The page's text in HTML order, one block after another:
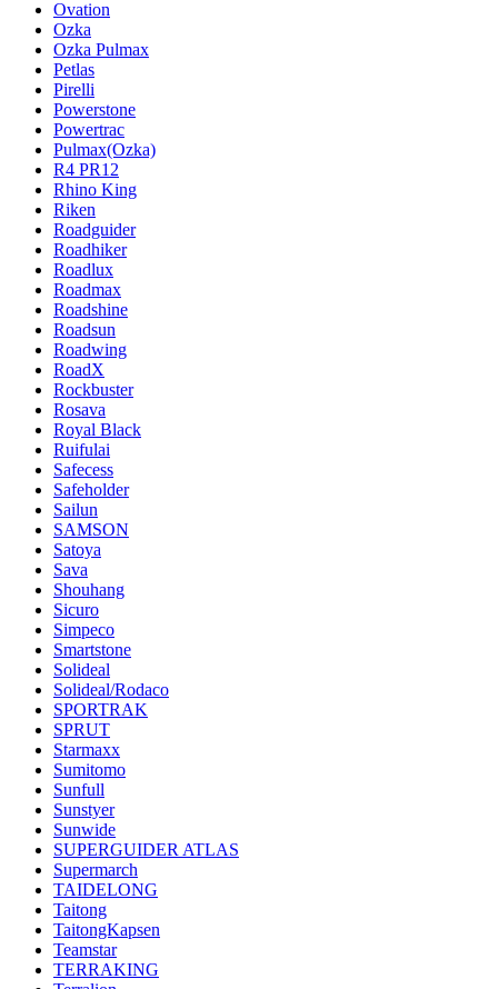
Ovation
Ozka
Ozka Pulmax
Petlas
Pirelli
Powerstone
Powertrac
Pulmax(Ozka)
R4 PR12
Rhino King
Riken
Roadguider
Roadhiker
Roadlux
Roadmax
Roadshine
Roadsun
Roadwing
RoadX
Rockbuster
Rosava
Royal Black
Ruifulai
Safecess
Safeholder
Sailun
SAMSON
Satoya
Sava
Shouhang
Sicuro
Simpeco
Smartstone
Solideal
Solideal/Rodaco
SPORTRAK
SPRUT
Starmaxx
Sumitomo
Sunfull
Sunstyer
Sunwide
SUPERGUIDER ATLAS
Supermarch
TAIDELONG
Taitong
TaitongKapsen
Teamstar
TERRAKING